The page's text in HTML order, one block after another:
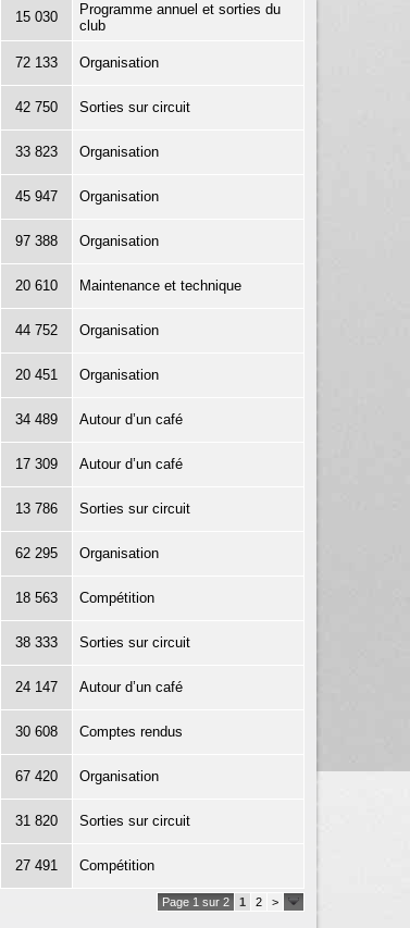
15 030
Programme annuel et sorties du
club
72 133 Organisation
42 750 Sorties sur circuit
33 823 Organisation
45 947 Organisation
97 388 Organisation
20 610 Maintenance et technique
44 752 Organisation
20 451 Organisation
34 489 Autour d’un café
17 309 Autour d’un café
13 786 Sorties sur circuit
62 295 Organisation
18 563 Compétition
38 333 Sorties sur circuit
24 147 Autour d’un café
30 608 Comptes rendus
67 420 Organisation
31 820 Sorties sur circuit
27 491 Compétition
Page 1 sur 2 1 2 >